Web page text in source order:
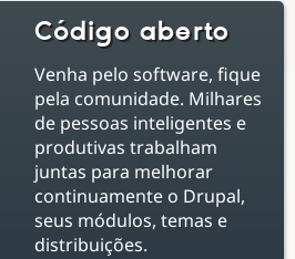
Código aberto
Venha pelo software, fique
pela comunidade. Milhares
de pessoas inteligentes e
produtivas trabalham
juntas para melhorar
continuamente o Drupal,
seus módulos, temas e
distribuições.